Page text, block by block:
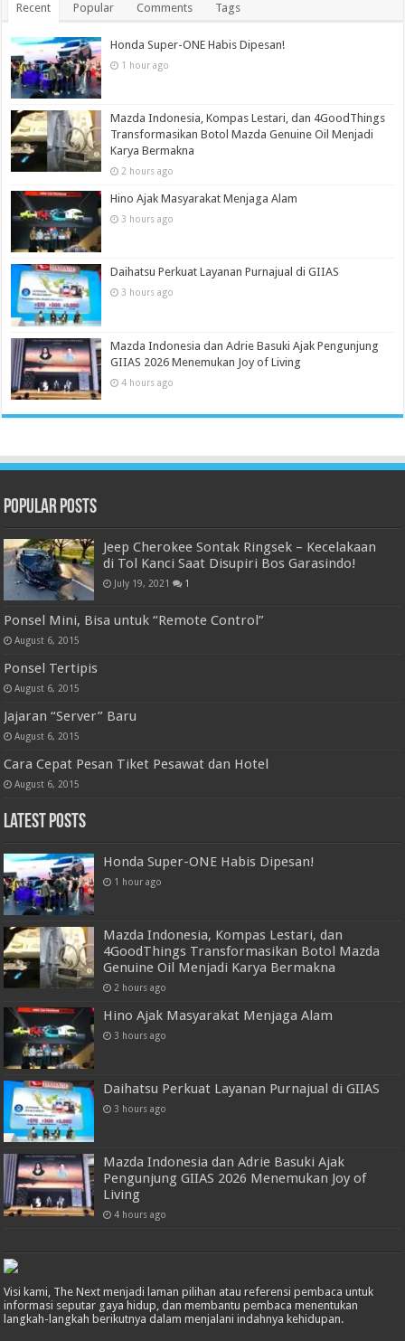
Recent Popular Comments Tags
Honda Super-ONE Habis Dipesan!
1 hour ago
Mazda Indonesia, Kompas Lestari, dan 4GoodThings
Transformasikan Botol Mazda Genuine Oil Menjadi
Karya Bermakna
2 hours ago
Hino Ajak Masyarakat Menjaga Alam
3 hours ago
Daihatsu Perkuat Layanan Purnajual di GIIAS
3 hours ago
Mazda Indonesia dan Adrie Basuki Ajak Pengunjung
GIIAS 2026 Menemukan Joy of Living
4 hours ago
Popular Posts
Jeep Cherokee Sontak Ringsek – Kecelakaan
di Tol Kanci Saat Disupiri Bos Garasindo!
July 19, 2021 1
Ponsel Mini, Bisa untuk “Remote Control”
August 6, 2015
Ponsel Tertipis
August 6, 2015
Jajaran “Server” Baru
August 6, 2015
Cara Cepat Pesan Tiket Pesawat dan Hotel
August 6, 2015
Latest Posts
Honda Super-ONE Habis Dipesan!
1 hour ago
Mazda Indonesia, Kompas Lestari, dan
4GoodThings Transformasikan Botol Mazda
Genuine Oil Menjadi Karya Bermakna
2 hours ago
Hino Ajak Masyarakat Menjaga Alam
3 hours ago
Daihatsu Perkuat Layanan Purnajual di GIIAS
3 hours ago
Mazda Indonesia dan Adrie Basuki Ajak
Pengunjung GIIAS 2026 Menemukan Joy of
Living
4 hours ago
Visi kami, The Next menjadi laman pilihan atau referensi pembaca untuk
informasi seputar gaya hidup, dan membantu pembaca menentukan
langkah-langkah berikutnya dalam menjalani indahnya kehidupan.